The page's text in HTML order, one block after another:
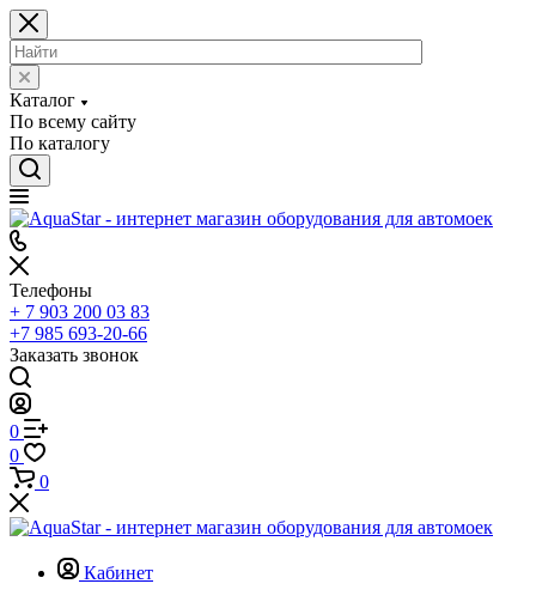
Каталог
По всему сайту
По каталогу
Телефоны
+ 7 903 200 03 83
+7 985 693-20-66
Заказать звонок
0
0
0
Кабинет